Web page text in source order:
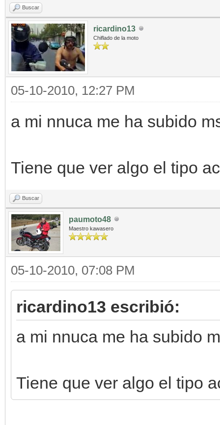
Buscar
ricardino13
Chiflado de la moto
05-10-2010, 12:27 PM
a mi nnuca me ha subido
Tiene que ver algo el tipo
Buscar
paumoto48
Maestro kawasero
05-10-2010, 07:08 PM
ricardino13 escribió:
a mi nnuca me ha subido
Tiene que ver algo el tipo